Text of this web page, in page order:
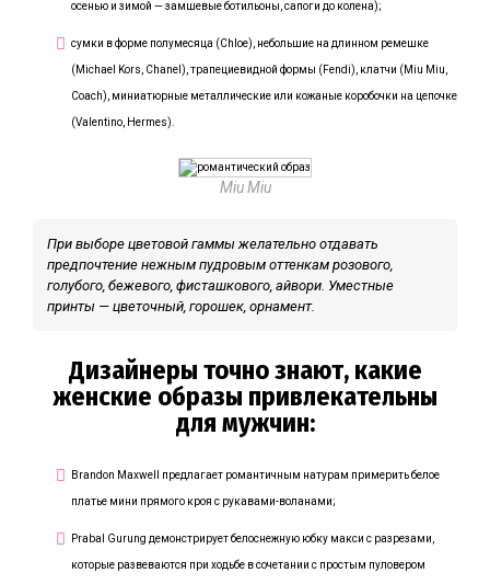
осенью и зимой — замшевые ботильоны, сапоги до колена);
сумки в форме полумесяца (Chloe), небольшие на длинном ремешке
(Michael Kors, Chanel), трапециевидной формы (Fendi), клатчи (Miu Miu,
Coach), миниатюрные металлические или кожаные коробочки на цепочке
(Valentino, Hermes).
Miu Miu
При выборе цветовой гаммы желательно отдавать
предпочтение нежным пудровым оттенкам розового,
голубого, бежевого, фисташкового, айвори. Уместные
принты — цветочный, горошек, орнамент.
Дизайнеры точно знают, какие
женские образы привлекательны
для мужчин:
Brandon Maxwell предлагает романтичным натурам примерить белое
платье мини прямого кроя с рукавами-воланами;
Prabal Gurung демонстрирует белоснежную юбку макси с разрезами,
которые развеваются при ходьбе в сочетании с простым пуловером